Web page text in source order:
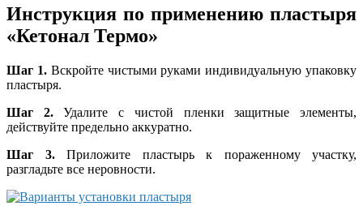
Инструкция по применению пластыря
«Кетонал Термо»
Шаг 1.Вскройте чистыми руками индивидуальную упаковку
пластыря.
Шаг 2.Удалите с чистой пленки защитные элементы,
действуйте предельно аккуратно.
Шаг 3.Приложите пластырь к пораженному участку,
разгладьте все неровности.